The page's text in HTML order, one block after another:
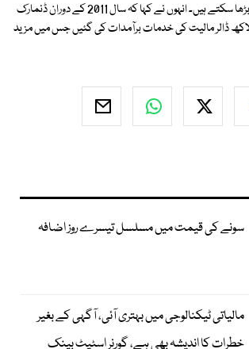
دوطرفہ تجارت میں حجم بڑھا سکتے ہیں۔ انہوں نے کہا کہ سال 2011 کے دوران ڈنمارک
طرف سے 9 کروڑ 40 لاکھ ڈالر مالیت کی خدمات برآمدات کی گئیں جس میں مزید
سونے کی قیمت میں مسلسل تیسرے روز اضافہ
مالیاتی ٹیکنالوجی میں بہتری آئی، آگہی کے بغیر
خطرات کا اندیشہ بھی ہے، گورنر اسٹیٹ بینک